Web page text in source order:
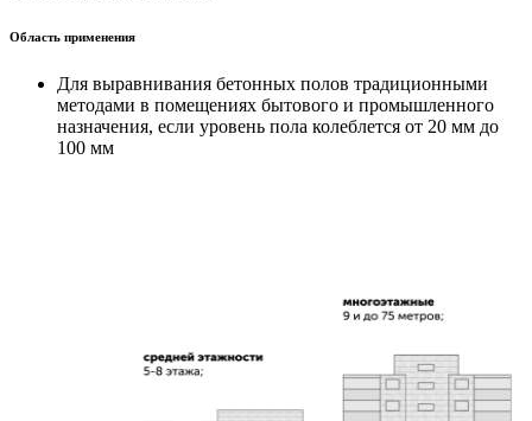
Область применения
Для выравнивания бетонных полов традиционными
методами в помещениях бытового и промышленного
назначения, если уровень пола колеблется от 20 мм до
100 мм